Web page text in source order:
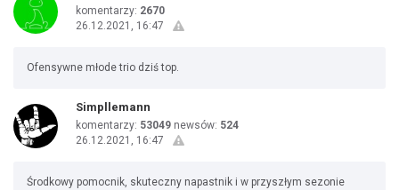
komentarzy: 2670
26.12.2021, 16:47
Ofensywne młode trio dziś top.
Simpllemann
komentarzy: 53049 newsów: 524
26.12.2021, 16:47
Środkowy pomocnik, skuteczny napastnik i w przyszłym sezonie